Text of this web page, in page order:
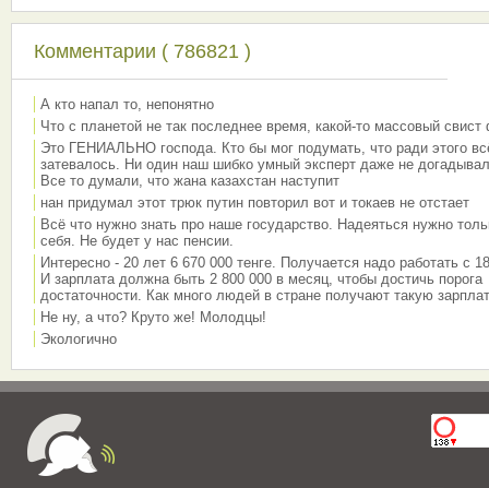
Комментарии ( 786821 )
А кто напал то, непонятно
Что с планетой не так последнее время, какой-то массовый свист
Это ГЕНИАЛЬНО господа. Кто бы мог подумать, что ради этого
затевалось. Ни один наш шибко умный эксперт даже не
Все то думали, что жана казахстан наступит
нан придумал этот трюк путин повторил вот и токаев не отстает
Всё что нужно знать про наше государство. Надеяться нужно
себя. Не будет у нас пенсии.
Интересно - 20 лет 6 670 000 тенге. Получается надо работать с
И зарплата должна быть 2 800 000 в месяц, чтобы достичь порога
достаточности. Как много людей в стране получают такую
Не ну, а что? Круто же! Молодцы!
Экологично